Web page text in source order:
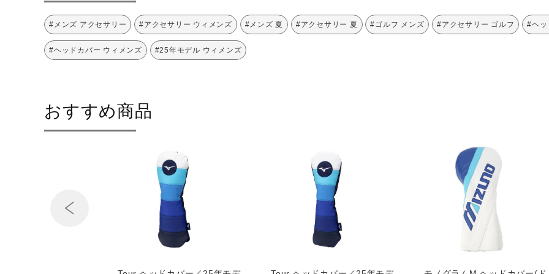
#メンズ アクセサリー #アクセサリー ウィメンズ #メンズ 夏 #アクセサリー 夏 #ゴルフ メンズ #アクセサリー ゴルフ #ヘッ
#ヘッドカバー ウィメンズ #25年モデル ウィメンズ
おすすめ商品